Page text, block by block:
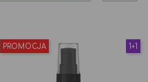
PROMOCJA 1+1